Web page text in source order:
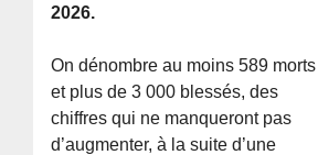
2026.
On dénombre au moins 589 morts
et plus de 3 000 blessés, des
chiffres qui ne manqueront pas
d’augmenter, à la suite d’une